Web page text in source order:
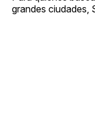
grandes ciudades,